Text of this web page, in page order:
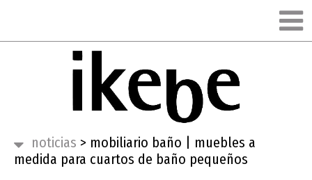
noticias > mobiliario baño | muebles a
medida para cuartos de baño pequeños